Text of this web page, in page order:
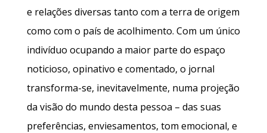
e relações diversas tanto com a terra de origem
como com o país de acolhimento. Com um único
indivíduo ocupando a maior parte do espaço
noticioso, opinativo e comentado, o jornal
transforma-se, inevitavelmente, numa projeção
da visão do mundo desta pessoa – das suas
preferências, enviesamentos, tom emocional, e